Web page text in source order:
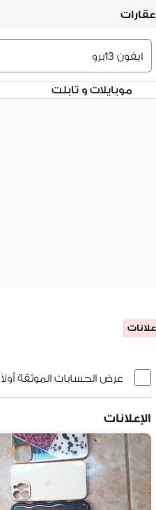
عقارات
موبايلات و تابلت
عرض الحسابات الموثقة أولاً
الإعلانات